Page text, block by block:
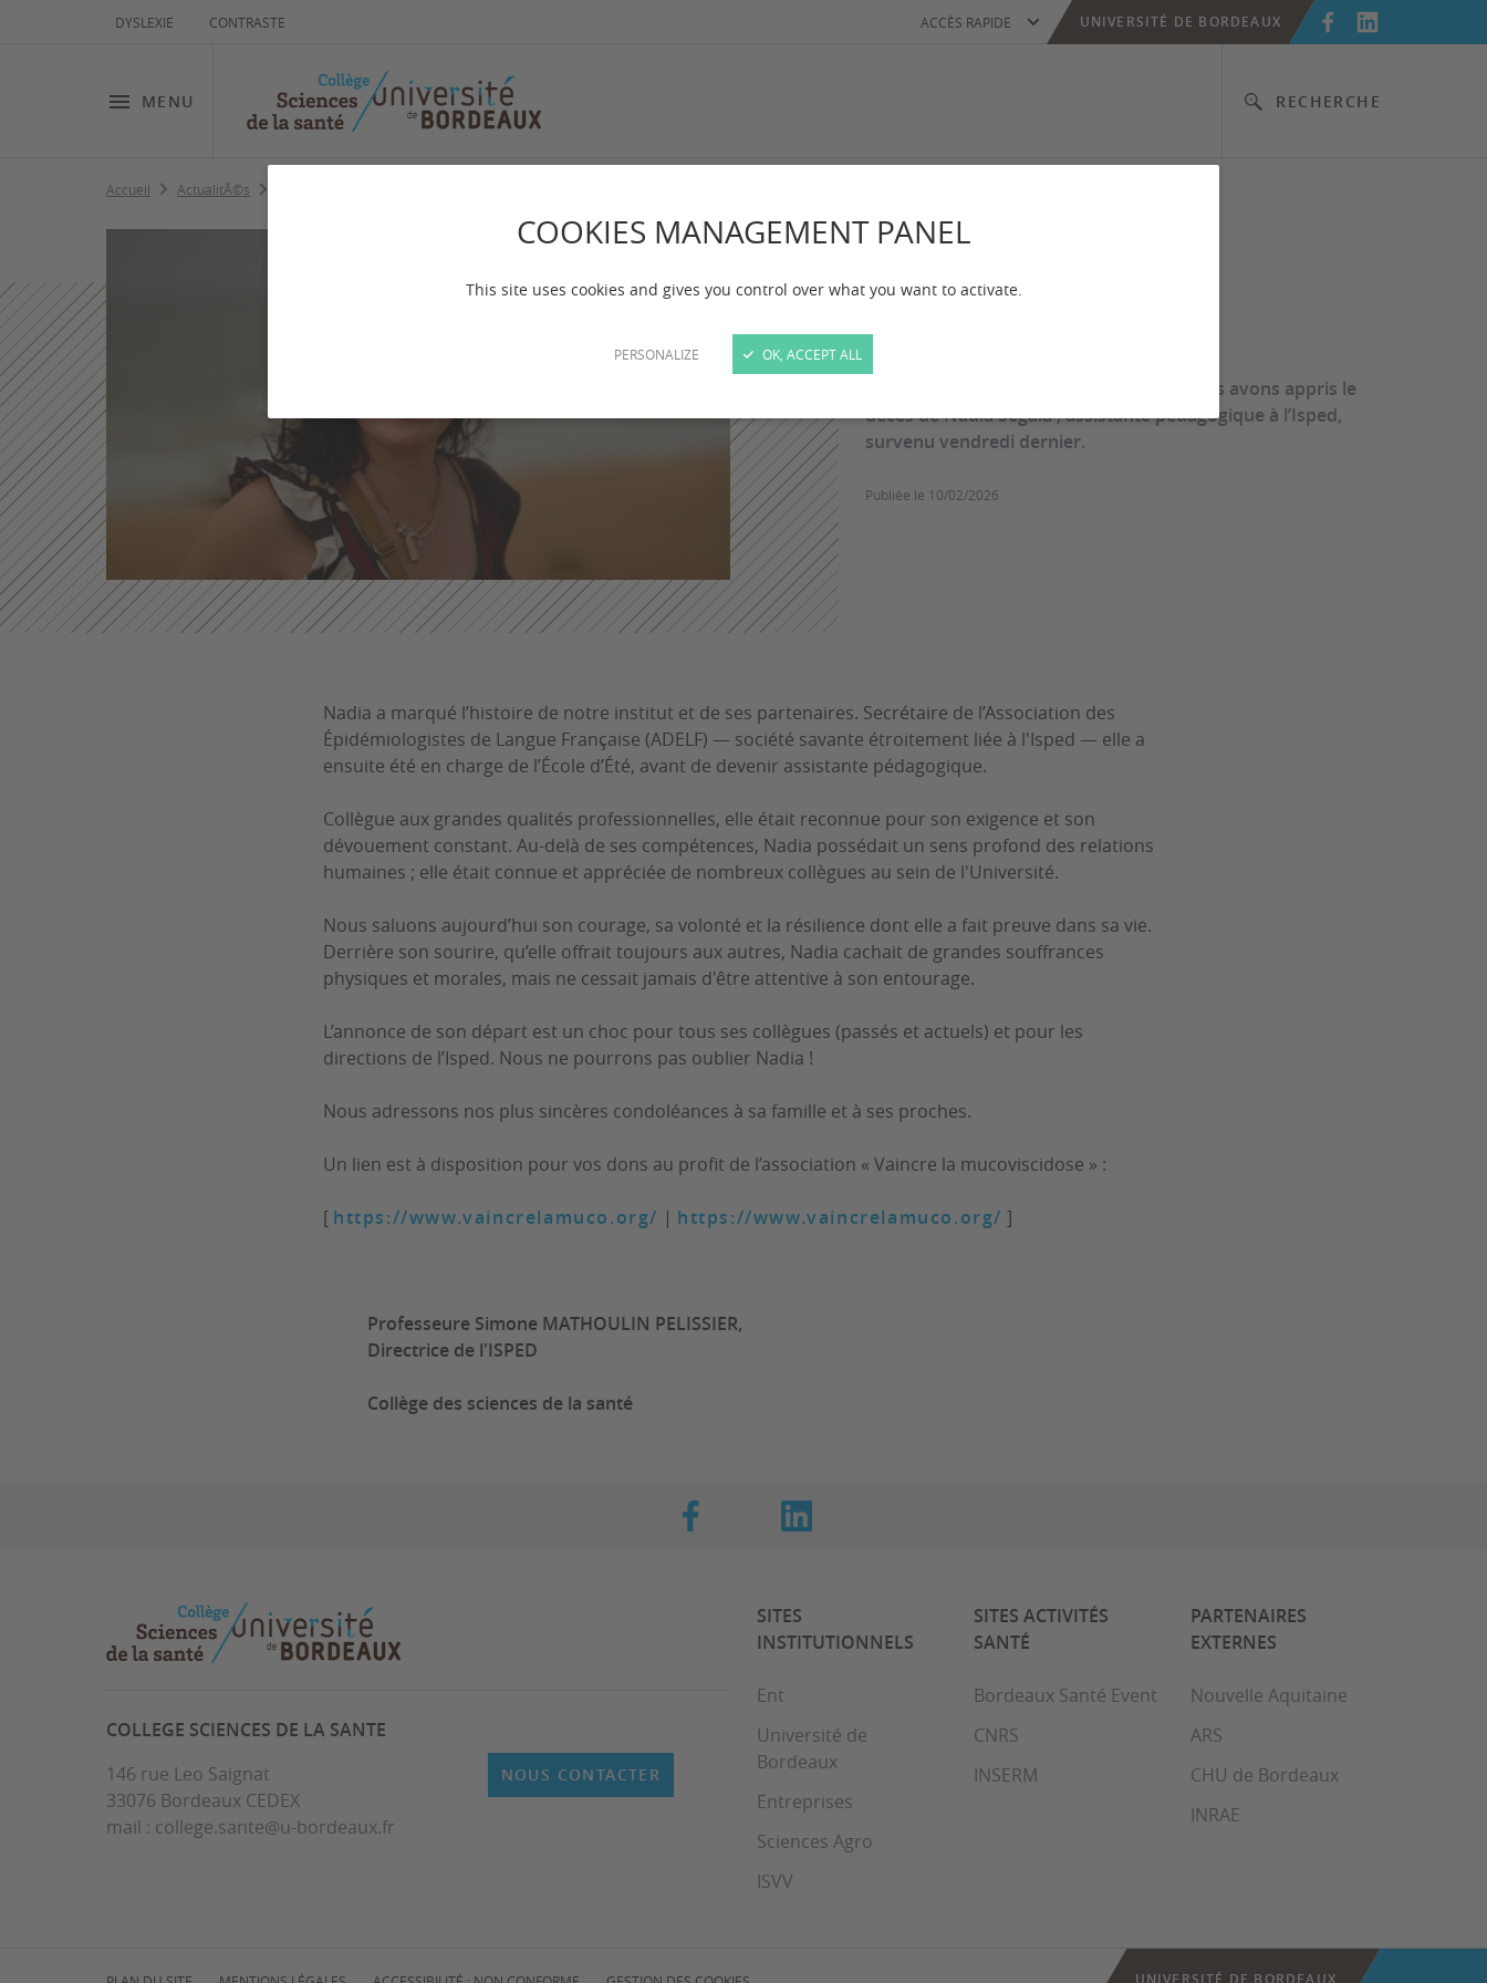
COOKIES MANAGEMENT PANEL
This site uses cookies and gives you control over what you want to activate.
PERSONALIZE OK, ACCEPT ALL
DYSLEXIE CONTRASTE
MENU RECHERCHE
ACCÈS RAPIDE UNIVERSITÉ DE BORDEAUX
Accueil ActualitÃ©s
In memoriam
Nadia Segala
C’est avec une immense tristesse que nous avons appris le
décès de Nadia Segala , assistante pédagogique à l’Isped,
survenu vendredi dernier.
Publiée le 10/02/2026
Nadia a marqué l’histoire de notre institut et de ses partenaires. Secrétaire de l’Association des
Épidémiologistes de Langue Française (ADELF) — société savante étroitement liée à l'Isped — elle a
ensuite été en charge de l’École d’Été, avant de devenir assistante pédagogique.
Collègue aux grandes qualités professionnelles, elle était reconnue pour son exigence et son
dévouement constant. Au-delà de ses compétences, Nadia possédait un sens profond des relations
humaines ; elle était connue et appréciée de nombreux collègues au sein de l'Université.
Nous saluons aujourd’hui son courage, sa volonté et la résilience dont elle a fait preuve dans sa vie.
Derrière son sourire, qu’elle offrait toujours aux autres, Nadia cachait de grandes souffrances
physiques et morales, mais ne cessait jamais d'être attentive à son entourage.
L’annonce de son départ est un choc pour tous ses collègues (passés et actuels) et pour les
directions de l’Isped. Nous ne pourrons pas oublier Nadia !
Nous adressons nos plus sincères condoléances à sa famille et à ses proches.
Un lien est à dispo­si­tion pour vos dons au profit de l’asso­cia­tion « Vaincre la muco­vis­ci­dose » :
[ https://www.vaincrelamuco.org/ | https://www.vaincrelamuco.org/ ]
Professeure Simone MATHOULIN PELISSIER,
Directrice de l'ISPED
Collège des sciences de la santé
COLLEGE SCIENCES DE LA SANTE
146 rue Leo Saignat
33076 Bordeaux CEDEX
mail : college.sante@u-bordeaux.fr
NOUS CONTACTER
SITES
INSTITUTIONNELS
Ent
Université de
Bordeaux
Entreprises
Sciences Agro
ISVV
SITES ACTIVITÉS
SANTÉ
Bordeaux Santé Event
CNRS
INSERM
PARTENAIRES
EXTERNES
Nouvelle Aquitaine
ARS
CHU de Bordeaux
INRAE